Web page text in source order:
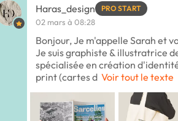
Haras_design PRO START
02 mars à 08:28
Bonjour, Je m'appelle Sarah et
Je suis graphiste & illustratrice
spécialisée en création
print (cartes d Voir tout le texte